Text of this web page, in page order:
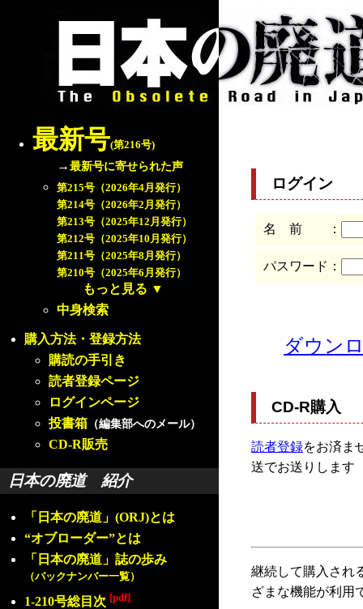
最新号(第216号)
→最新号に寄せられた声
第215号（2026年4月発行）
第214号（2026年2月発行）
第213号（2025年12月発行）
第212号（2025年10月発行）
第211号（2025年8月発行）
第210号（2025年6月発行）
もっと見る ▼
中身検索
購入方法・登録方法
購読の手引き
読者登録ページ
ログインページ
投書箱 （編集部へのメール）
CD-R販売
日本の廃道 紹介
「日本の廃道」(ORJ)とは
“オブローダー”とは
「日本の廃道」誌の歩み
（バックナンバー一覧）
1-210号総目次 [pdf]
ログイン
名 前 ：
パスワード：
ダウン
CD-R購入
読者登録をお済ま
送でお送りします
継続して購入され
ざまな機能が利用